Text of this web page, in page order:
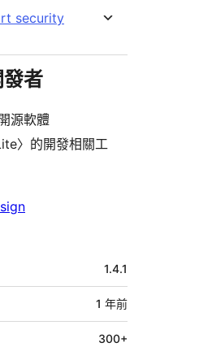
security
者
源軟體
〉的開發相關工
1.4.1
1 年前
300+